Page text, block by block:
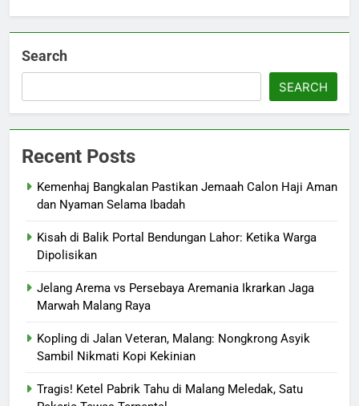
Search
SEARCH
Recent Posts
Kemenhaj Bangkalan Pastikan Jemaah Calon Haji Aman
dan Nyaman Selama Ibadah
Kisah di Balik Portal Bendungan Lahor: Ketika Warga
Dipolisikan
Jelang Arema vs Persebaya Aremania Ikrarkan Jaga
Marwah Malang Raya
Kopling di Jalan Veteran, Malang: Nongkrong Asyik
Sambil Nikmati Kopi Kekinian
Tragis! Ketel Pabrik Tahu di Malang Meledak, Satu